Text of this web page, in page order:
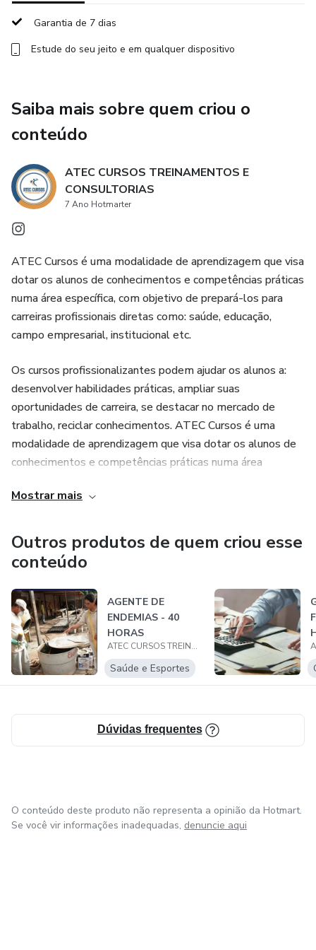
Garantia de 7 dias
Estude do seu jeito e em qualquer dispositivo
Saiba mais sobre quem criou o
conteúdo
ATEC CURSOS TREINAMENTOS E
CONSULTORIAS
7 Ano Hotmarter
ATEC Cursos é uma modalidade de aprendizagem que visa
dotar os alunos de conhecimentos e competências práticas
numa área específica, com objetivo de prepará-los para
carreiras profissionais diretas como: saúde, educação,
campo empresarial, institucional etc.
Os cursos profissionalizantes podem ajudar os alunos a:
desenvolver habilidades práticas, ampliar suas
oportunidades de carreira, se destacar no mercado de
trabalho, reciclar conhecimentos. ATEC Cursos é uma
modalidade de aprendizagem que visa dotar os alunos de
conhecimentos e competências práticas numa área
profissionais diretas como: saúde, educação, campo
Mostrar mais
Outros produtos de quem criou esse
conteúdo
AGENTE DE
ENDEMIAS - 40
HORAS
ATEC CURSOS TREINAMENTOS E CONSULTORIAS
Saúde e Esportes
Dúvidas frequentes
O conteúdo deste produto não representa a opinião da Hotmart.
Se você vir informações inadequadas, denuncie aqui